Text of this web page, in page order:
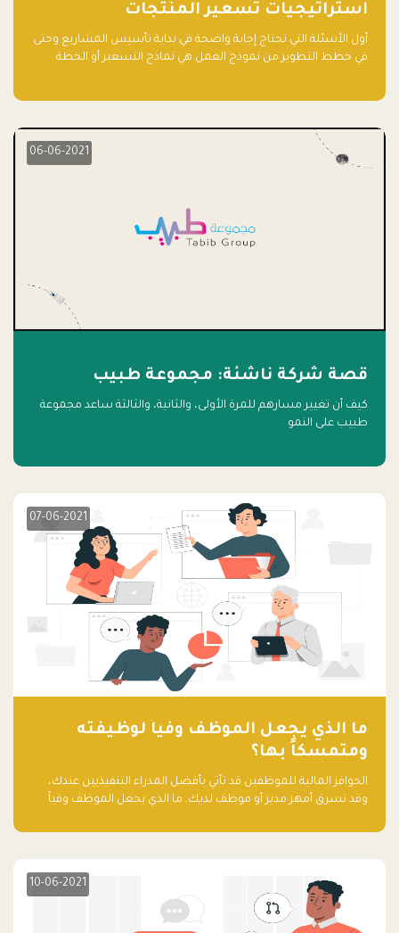
استراتيجيات تسعير المنتجات
أول الأسئلة التي تحتاج إجابة واضحة في بداية تأسيس المشاريع وحتى
في خطط التطوير من نموذج العمل هي نماذج التسعير أو الخطة
06-06-2021
قصة شركة ناشئة: مجموعة طبيب
كيف أن تغيير مسارهم للمرة الأولى، والثانية، والثالثة ساعد مجموعة
طبيب على النمو
07-06-2021
ما الذي يجعل الموظف وفياً لوظيفته
ومتمسكاً بها؟
الحوافز المالية للموظفين قد تأتي بأفضل المدراء التنفيذيين عندك،
وقد تسرق أمهر مدير أو موظف لديك. ما الذي يجعل الموظف وفياً
10-06-2021